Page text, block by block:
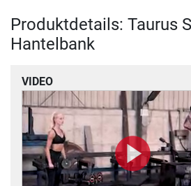
Produktdetails: Taurus
Hantelbank
VIDEO